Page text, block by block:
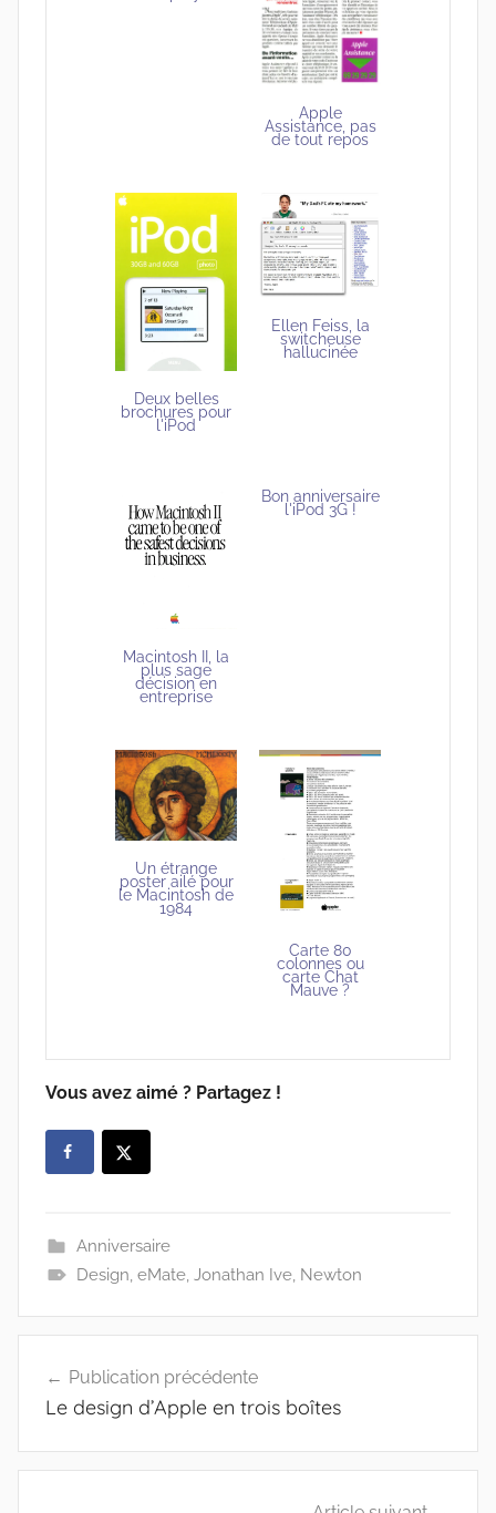
Apple
Assistance, pas
de tout repos
Deux belles
brochures pour
l'iPod
Ellen Feiss, la
switcheuse
hallucinée
Macintosh II, la
plus sage
décision en
entreprise
Bon anniversaire
l'iPod 3G !
Un étrange
poster ailé pour
le Macintosh de
1984
Carte 80
colonnes ou
carte Chat
Mauve ?
Vous avez aimé ? Partagez !
Anniversaire
Design, eMate, Jonathan Ive, Newton
de
Publication précédente
Le design d’Apple en trois boîtes